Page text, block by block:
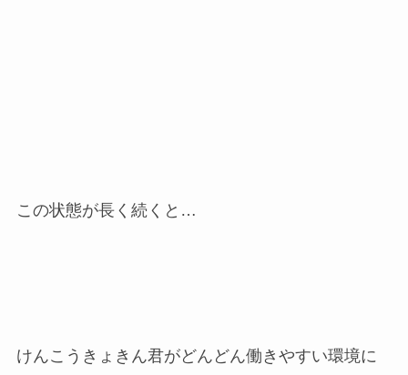
この状態が長く続くと…
けんこうきょきん君がどんどん働きやすい環境に